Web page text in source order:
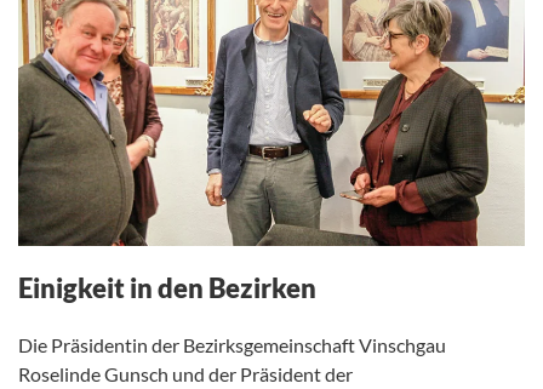
Einigkeit in den Bezirken
Die Präsidentin der Bezirksgemeinschaft Vinschgau
Roselinde Gunsch und der Präsident der